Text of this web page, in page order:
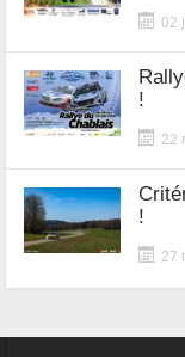
02
!
22
!
27